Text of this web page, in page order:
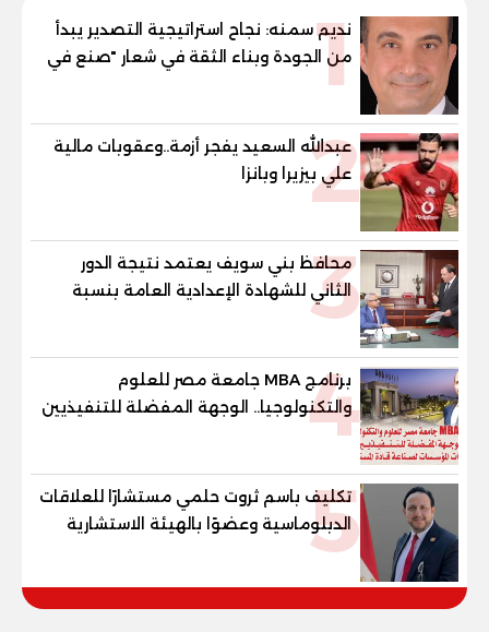
1
نديم سمنه: نجاح استراتيجية التصدير يبدأ
من الجودة وبناء الثقة في شعار "صنع في
مصر"
2
عبدالله السعيد يفجر أزمة..وعقوبات مالية
علي بيزيرا وبانزا
3
محافظ بني سويف يعتمد نتيجة الدور
الثاني للشهادة الإعدادية العامة بنسبة
والنور للمكفوفين
4
برنامج MBA جامعة مصر للعلوم
والتكنولوجيا.. الوجهة المفضلة للتنفيذيين
وقيادات المؤسسات لصناعة قادة
5
تكليف باسم ثروت حلمي مستشارًا للعلاقات
الدبلوماسية وعضوًا بالهيئة الاستشارية
العليا لمنظمة «جاد جمينت يوإن»